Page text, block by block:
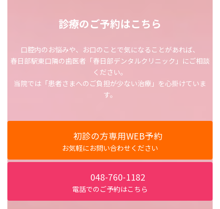
診療のご予約はこちら
口腔内のお悩みや、お口のことで気になることがあれば、
春日部駅東口隣の歯医者「春日部デンタルクリニック」にご相談
ください。
当院では「患者さまへのご負担が少ない治療」を心掛けていま
す。
初診の方専用WEB予約
お気軽にお問い合わせください
048-760-1182
電話でのご予約はこちら